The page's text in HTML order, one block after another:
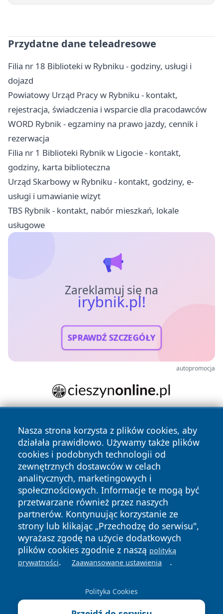
Przydatne dane teleadresowe
Filia nr 18 Biblioteki w Rybniku - godziny, usługi i
dojazd
Powiatowy Urząd Pracy w Rybniku - kontakt,
rejestracja, świadczenia i wsparcie dla pracodawców
WORD Rybnik - egzaminy na prawo jazdy, cennik i
rezerwacja
Filia nr 1 Biblioteki Rybnik w Ligocie - kontakt,
godziny, karta biblioteczna
Urząd Skarbowy w Rybniku - kontakt, godziny, e-
usługi i umawianie wizyt
TBS Rybnik - kontakt, nabór mieszkań, lokale
usługowe
Zareklamuj się na
irybnik.pl!
SPRAWDŹ SZCZEGÓŁY
autopromocja
Nasza strona korzysta z plików cookies, aby
działała prawidłowo. Używamy także plików
cookies i podobnych technologii od
zewnętrznych dostawców w celach
analitycznych, marketingowych i
społecznościowych. Informacje te mogą być
przetwarzane również przez naszych
partnerów. Kontynuując korzystanie ze
strony lub klikając „Przechodzę do serwisu",
wyrażasz zgodę na użycie dodatkowych
plików cookies zgodnie z naszą polityką
prywatności. Zaawansowane ustawienia .
Polityka Cookies
Copyright © 2026 irybnik.pl Wszystkie prawa zastrzeżone.
News Autorzy
Polityka
Prywatności
Polityka
Cookies